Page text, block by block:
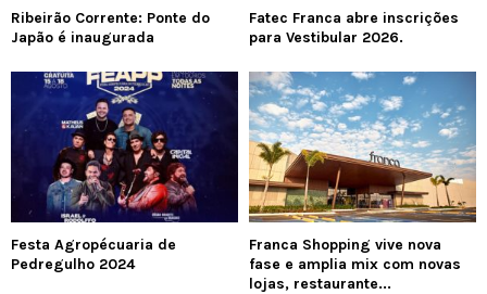
Ribeirão Corrente: Ponte do
Japão é inaugurada
Fatec Franca abre inscrições
para Vestibular 2026.
Festa Agropécuaria de
Pedregulho 2024
Franca Shopping vive nova
fase e amplia mix com novas
lojas, restaurante...